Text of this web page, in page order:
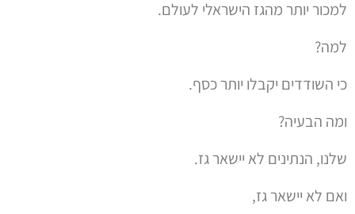
למכור יותר מהגז הישראלי לעולם.
למה?
כי השודדים יקבלו יותר כסף.
ומה הבעיה?
שלנו, הנתינים לא יישאר גז.
ואם לא יישאר גז,